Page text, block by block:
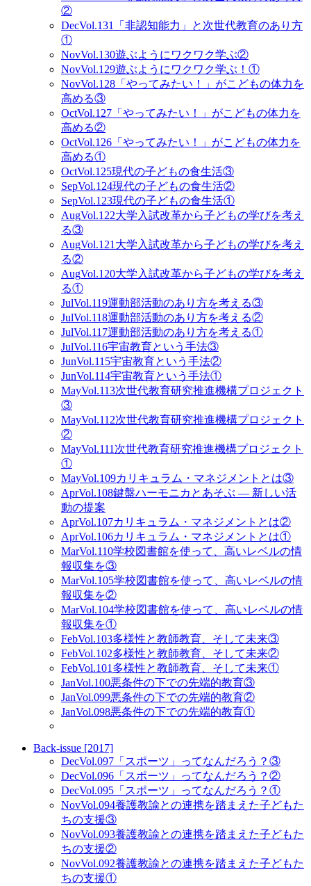
②
DecVol.131
「非認知能力」と次世代教育のあり方
①
NovVol.130遊ぶようにワクワク学ぶ②
NovVol.129遊ぶようにワクワク学ぶ！①
NovVol.128 「やってみたい！」がこどもの体力を
高める③
OctVol.127 「やってみたい！」がこどもの体力を
高める②
OctVol.126 「やってみたい！」がこどもの体力を
高める①
OctVol.125現代の子どもの食生活③
SepVol.124現代の子どもの食生活②
SepVol.123現代の子どもの食生活①
AugVol.122大学入試改革から子どもの学びを考え
る③
AugVol.121 大学入試改革から子どもの学びを考え
る②
AugVol.120大学入試改革から子どもの学びを考え
る①
JulVol.119運動部活動のあり方を考える③
JulVol.118運動部活動のあり方を考える②
JulVol.117運動部活動のあり方を考える①
JulVol.116宇宙教育という手法③
JunVol.115宇宙教育という手法②
JunVol.114宇宙教育という手法①
MayVol.113次世代教育研究推進機構プロジェクト
③
MayVol.112次世代教育研究推進機構プロジェクト
②
MayVol.111 次世代教育研究推進機構プロジェクト
①
MayVol.109カリキュラム・マネジメントとは③
AprVol.108鍵盤ハーモニカとあそぶ ― 新しい活
動の提案
AprVol.107カリキュラム・マネジメントとは②
AprVol.106カリキュラム・マネジメントとは①
MarVol.110学校図書館を使って、高いレベルの情
報収集を③
MarVol.105学校図書館を使って、高いレベルの情
報収集を②
MarVol.104学校図書館を使って、高いレベルの情
報収集を①
FebVol.103多様性と教師教育、そして未来③
FebVol.102多様性と教師教育、そして未来②
FebVol.101 多様性と教師教育、そして未来①
JanVol.100悪条件の下での先端的教育③
JanVol.099悪条件の下での先端的教育②
JanVol.098悪条件の下での先端的教育①
Back-issue [2017]
DecVol.097 「スポーツ」ってなんだろう？③
DecVol.096 「スポーツ」ってなんだろう？②
DecVol.095 「スポーツ」ってなんだろう？①
NovVol.094養護教諭との連携を踏まえた子どもた
ちの支援③
NovVol.093養護教諭との連携を踏まえた子どもた
ちの支援②
NovVol.092養護教諭との連携を踏まえた子どもた
ちの支援①